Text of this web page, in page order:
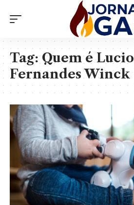
Tag:Quem é Lucio
Fernandes Winck